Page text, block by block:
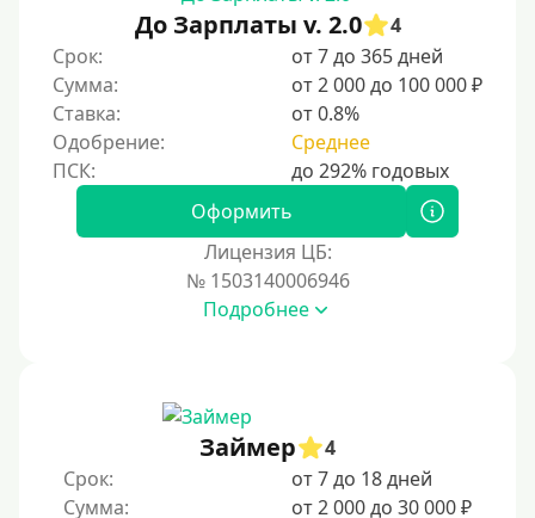
Без документов
По ИНН
По загранпаспорту
По военному билету
По водительскому удостоверению
Без СНИЛСа
Без подтверждения дохода
Без справок и поручителей
Без посредников
До Зарплаты v. 2.0
4
Срок:
от 7 до 365 дней
Сумма:
от 2 000 до 100 000 ₽
Ставка:
от 0.8%
Одобрение:
Среднее
Оформить
Лицензия ЦБ:
№ 1503140006946
Подробнее
Займер
4
Срок:
от 7 до 18 дней
Сумма:
от 2 000 до 30 000 ₽